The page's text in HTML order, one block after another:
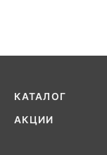
КАТАЛОГ
АКЦИИ